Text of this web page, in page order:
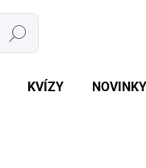
Hľadať
KVÍZY